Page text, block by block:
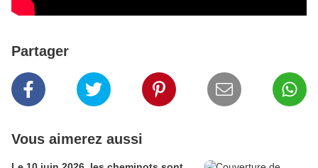
Partager
Vous aimerez aussi